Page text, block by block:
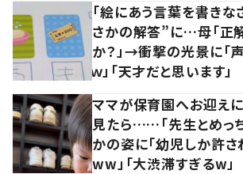
「絵にあう言葉を書きな
さかの解答”に…母「正
か？」→衝撃の光景に「
ｗ」「天才だと思います」
ママが保育園へお迎え
見たら……「先生とめっ
かの姿に「幼児しか許
ww」「大渋滞すぎるw」